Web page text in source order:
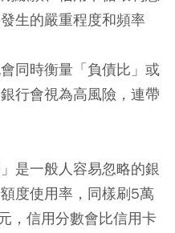
生的嚴重程度和頻率
同時衡量「負債比」或
行會視為高風險，連帶
是一般人容易忽略的銀
度使用率，同樣刷5萬
，信用分數會比信用卡